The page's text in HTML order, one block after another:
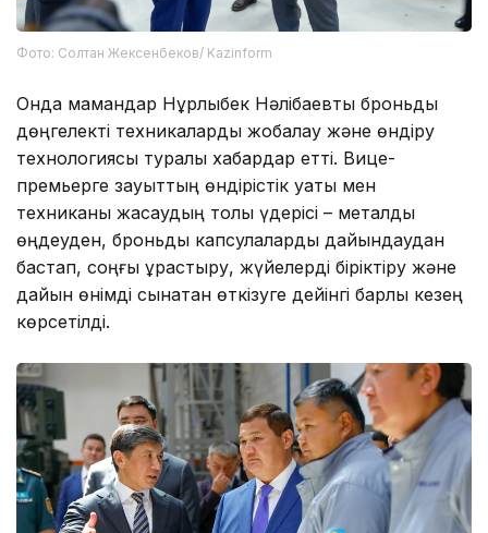
Фото: Солтан Жексенбеков/ Kazinform
Онда мамандар Нұрлыбек Нәлібаевты броньды
дөңгелекті техникаларды жобалау және өндіру
технологиясы туралы хабардар етті. Вице-
премьерге зауыттың өндірістік қуаты мен
техниканы жасаудың толық үдерісі – металды
өңдеуден, броньды капсулаларды дайындаудан
бастап, соңғы құрастыру, жүйелерді біріктіру және
дайын өнімді сынақтан өткізуге дейінгі барлық кезең
көрсетілді.